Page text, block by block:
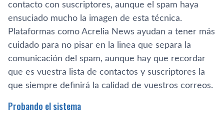
contacto con suscriptores, aunque el spam haya
ensuciado mucho la imagen de esta técnica.
Plataformas como Acrelia News ayudan a tener más
cuidado para no pisar en la linea que separa la
comunicación del spam, aunque hay que recordar
que es vuestra lista de contactos y suscriptores la
que siempre definirá la calidad de vuestros correos.
Probando el sistema